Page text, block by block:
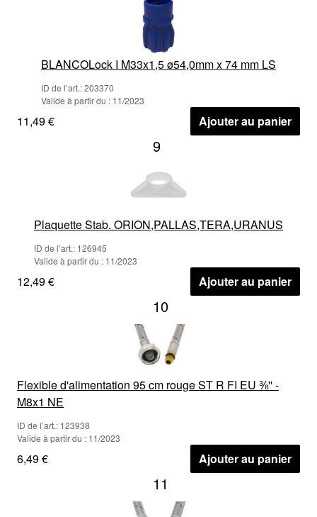
BLANCOLock I M33x1,5 ø54,0mm x 74 mm LS
ID de l’art.: 203370
Valide à partir du : 11/2023
11,49 € Ajouter au panier
9
Plaquette Stab. ORION,PALLAS,TERA,URANUS
ID de l’art.: 126945
Valide à partir du : 11/2023
12,49 € Ajouter au panier
10
Flexible d'alimentation 95 cm rouge ST R FI EU ⅜'' -
M8x1 NE
ID de l’art.: 123938
Valide à partir du : 11/2023
6,49 € Ajouter au panier
11